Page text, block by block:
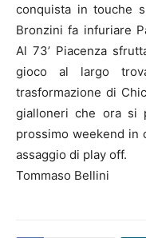
conquista in touche
Bronzini fa infuriare
Al 73’ Piacenza
gioco al largo
trasformazione di
gialloneri che ora si
prossimo weekend in
assaggio di play off.
Tommaso Bellini